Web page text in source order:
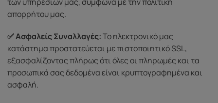
απορρήτου μας.
✅ Ασφαλείς Συναλλαγές:Το ηλεκτρονικό μας
κατάστημα προστατεύεται με πιστοποιητικό SSL,
εξασφαλίζοντας πλήρως ότι όλες οι πληρωμές και τα
προσωπικά σας δεδομένα είναι κρυπτογραφημένα και
ασφαλή.